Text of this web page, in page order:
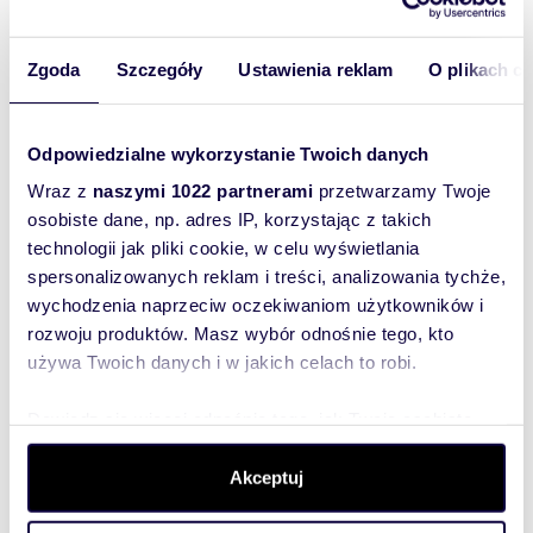
Zgoda Szczegóły Ustawienia reklam O plikach
Odpowiedzialne wykorzystanie Twoich danych
Wraz z naszymi 1022 partnerami przetwarzamy Twoje
osobiste dane, np. adres IP, korzystając z takich
technologii jak pliki cookie, w celu wyświetlania
spersonalizowanych reklam i treści, analizowania tychże,
wychodzenia naprzeciw oczekiwaniom użytkowników i
rozwoju produktów. Masz wybór odnośnie tego, kto
używa Twoich danych i w jakich celach to robi.
dane są przetwarzane oraz ustaw własne preferencje w
. W Deklaracji plików cookie możesz
zmienić lub wycofać swoją zgodę w dowolnej chwili.
Akceptuj
właściciel
oferty
szybko się z
skontaktował!